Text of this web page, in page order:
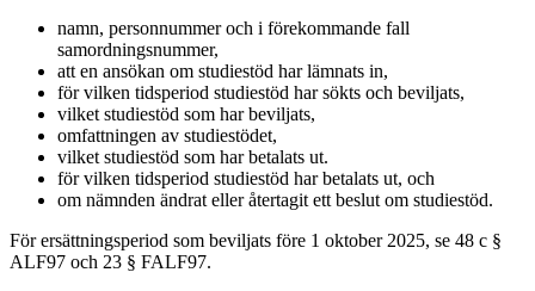
namn, personnummer och i förekommande fall
samordningsnummer,
att en ansökan om studiestöd har lämnats in,
för vilken tidsperiod studiestöd har sökts och beviljats,
vilket studiestöd som har beviljats,
omfattningen av studiestödet,
vilket studiestöd som har betalats ut.
för vilken tidsperiod studiestöd har betalats ut, och
om nämnden ändrat eller återtagit ett beslut om studiestöd.
För ersättningsperiod som beviljats före 1 oktober 2025, se 48 c §
ALF97 och 23 § FALF97.